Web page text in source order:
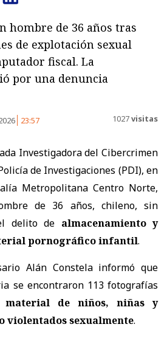
hombre de 36 años tras
de explotación sexual
fiscal. La
por una denuncia
23:57 1027visitas
Investigadora del Cibercrimen
de Investigaciones (PDI), en
Metropolitana Centro Norte,
de 36 años, chileno, sin
delito de almacenamiento y
pornográfico infantil.
Alán Constela informó que
se encontraron 113 fotografías
material de niños, niñas y
violentados sexualmente.